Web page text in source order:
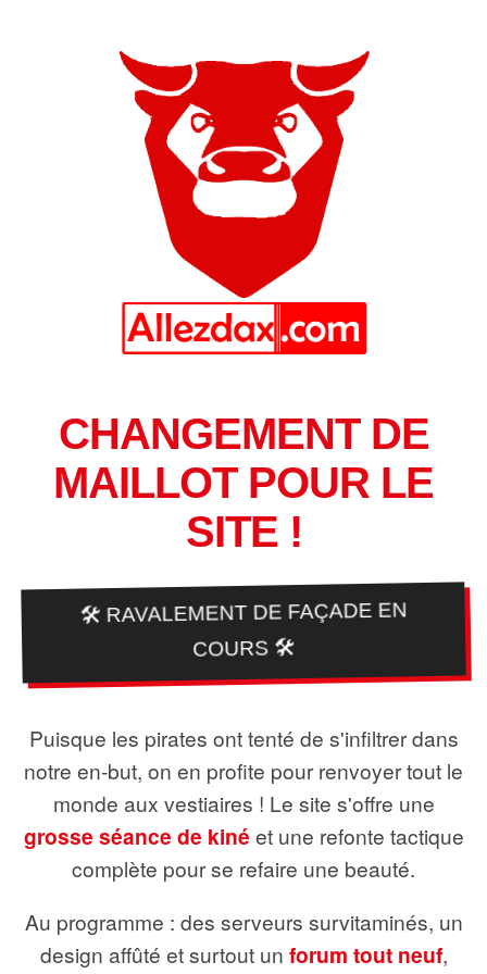
CHANGEMENT DE
MAILLOT POUR LE
SITE !
🛠️ RAVALEMENT DE FAÇADE EN
COURS 🛠️
Puisque les pirates ont tenté de s'infiltrer dans
notre en-but, on en profite pour renvoyer tout le
monde aux vestiaires ! Le site s'offre une
grosse séance de kiné et une refonte tactique
complète pour se refaire une beauté.
Au programme : des serveurs survitaminés, un
design affûté et surtout un forum tout neuf,